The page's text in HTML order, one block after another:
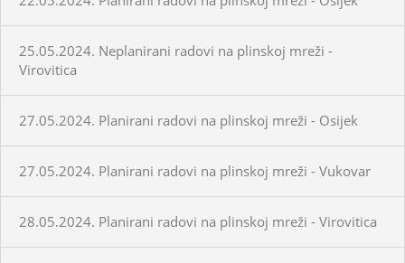
25.05.2024. Neplanirani radovi na plinskoj mreži -
Virovitica
27.05.2024. Planirani radovi na plinskoj mreži - Osijek
27.05.2024. Planirani radovi na plinskoj mreži - Vukovar
28.05.2024. Planirani radovi na plinskoj mreži - Virovitica